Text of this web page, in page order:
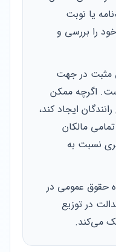
یا نوبت
را بررسی و
مثبت در جهت
اگرچه ممکن
ایجاد کند،
مالکان
نسبت به
حقوق عمومی در
در توزیع
می‌کند.